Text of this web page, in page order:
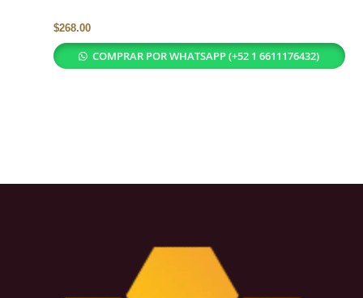
$268.00
COMPRAR POR WHATSAPP (+52 1 6611176432)